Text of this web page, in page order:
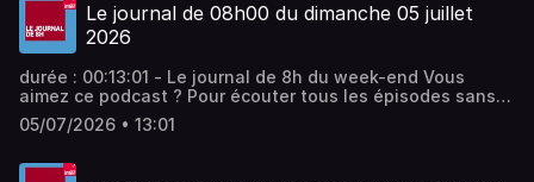
Le journal de 08h00 du dimanche 05 juillet
2026
durée : 00:13:01 - Le journal de 8h du week-end Vous
aimez ce podcast ? Pour écouter tous les épisodes sans
limite, rendez-vous sur Radio France
05/07/2026 • 13:01